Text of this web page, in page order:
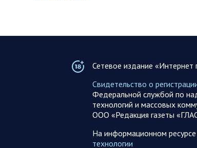
Сетевое издание «Интернет
Свидетельство о
Федеральной службой по
технологий и массовых
ООО «Редакция газеты
На информационном ресурсе
технологии